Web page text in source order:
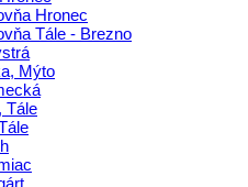
Hronec
Tále - Brezno
Mýto
Tále